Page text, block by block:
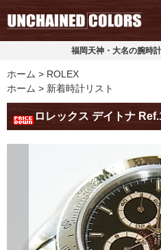
福岡天神・大名の腕時
ホーム
ROLEX
ホーム
新着時計リスト
ロレックス デイトナ